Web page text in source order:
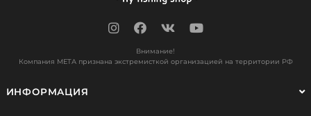
Внимание!
Компания МЕТА признана экстремисткой организацией на территории РФ
ИНФОРМАЦИЯ